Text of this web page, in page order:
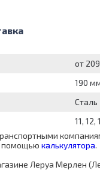
от
190
Сталь
11, 12,
помощью калькулятора.
Леруа Мерлен